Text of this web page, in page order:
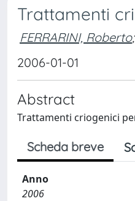
Trattamenti
FERRARINI, Roberto;
2006-01-01
Abstract
Trattamenti criogenici
Scheda breve
Anno
2006